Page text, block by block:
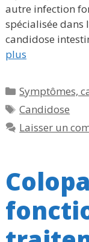
autre infection
spécialisée dans
candidose
plus
Catégories
Symptômes,
Étiquettes
Candidose
Laisser un